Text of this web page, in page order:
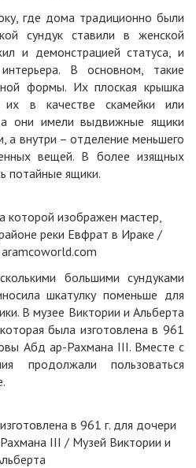
где дома традиционно были
сундук ставили в женской
и демонстрацией статуса, и
В основном, такие
формы. Их плоская крышка
их в качестве скамейки или
они имели выдвижные ящики
а внутри – отделение меньшего
вещей. В более изящных
потайные ящики.
которой изображен мастер,
реки Евфрат в Ираке /
большими сундуками
шкатулку поменьше для
Вмузее Виктории и Альберта
была изготовлена в 961
Абд ар-Рахмана III. Вместе с
продолжали пользоваться
в 961 г. для дочери
III / Музей Виктории и